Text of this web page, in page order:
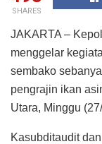
SHARES
JAKARTA –
menggelar
sembako
pengrajin ikan
Utara, Minggu
Kasubditaudit